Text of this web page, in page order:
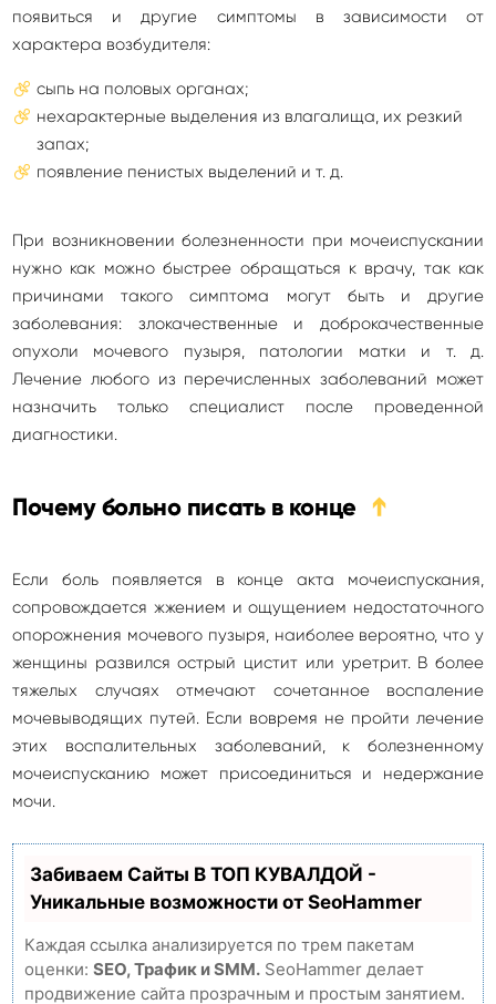
появиться и другие симптомы в зависимости от
характера возбудителя:
сыпь на половых органах;
нехарактерные выделения из влагалища, их резкий
запах;
появление пенистых выделений и т. д.
При возникновении болезненности при мочеиспускании
нужно как можно быстрее обращаться к врачу, так как
причинами такого симптома могут быть и другие
заболевания: злокачественные и доброкачественные
опухоли мочевого пузыря, патологии матки и т. д.
Лечение любого из перечисленных заболеваний может
назначить только специалист после проведенной
диагностики.
Почему больно писать в конце ➔
Если боль появляется в конце акта мочеиспускания,
сопровождается жжением и ощущением недостаточного
опорожнения мочевого пузыря, наиболее вероятно, что у
женщины развился острый цистит или уретрит. В более
тяжелых случаях отмечают сочетанное воспаление
мочевыводящих путей. Если вовремя не пройти лечение
этих воспалительных заболеваний, к болезненному
мочеиспусканию может присоединиться и недержание
мочи.
Забиваем Сайты В ТОП КУВАЛДОЙ -
Уникальные возможности от SeoHammer
Каждая ссылка анализируется по трем пакетам
оценки: SEO, Трафик и SMM. SeoHammer делает
продвижение сайта прозрачным и простым занятием.